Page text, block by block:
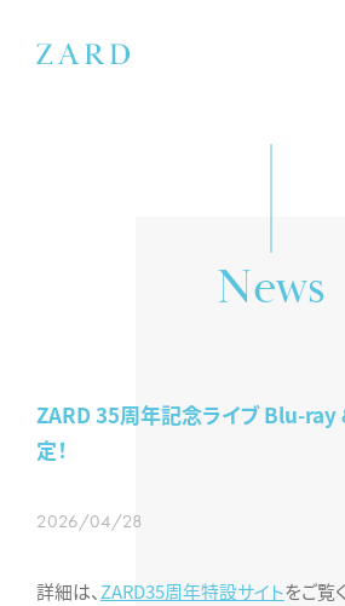
News
ZARD 35周年記念ライブ Blu-ray
定！
2026/04/28
詳細は、ZARD35周年特設サイトをご覧